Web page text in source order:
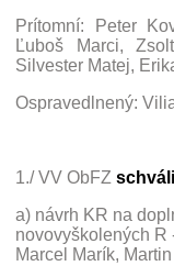
Prítomní: Peter
Ľuboš Marci,
Silvester Matej,
Ospravedlnený:
1./ VV ObFZ schválil
a) návrh KR na
novovyškolených R
Marcel Marík,